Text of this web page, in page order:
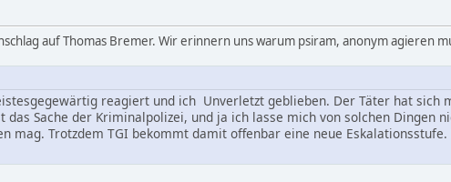
auf Thomas Bremer. Wir erinnern uns warum psiram, anonym agieren
reagiert und ich Unverletzt geblieben. Der Täter hat sich
das Sache der Kriminalpolizei, und ja ich lasse mich von solchen Dingen
mag. Trotzdem TGI bekommt damit offenbar eine neue